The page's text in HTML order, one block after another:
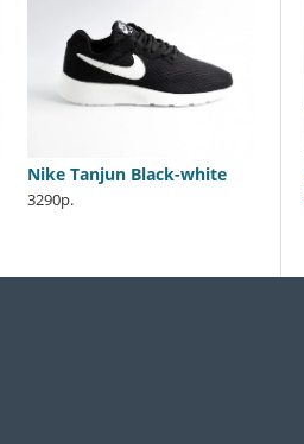
Nike Tanjun Black-white
3290р.
3800р.